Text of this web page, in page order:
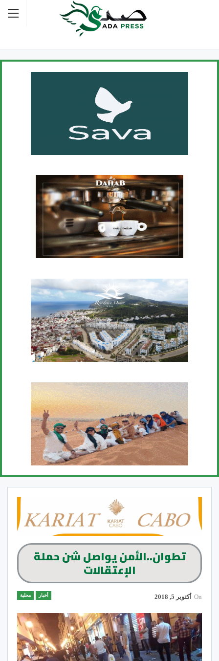
تطوان..الأمن يواصل شن حملة
الإعتقالات
أخبار محلية On أكتوبر 5, 2018